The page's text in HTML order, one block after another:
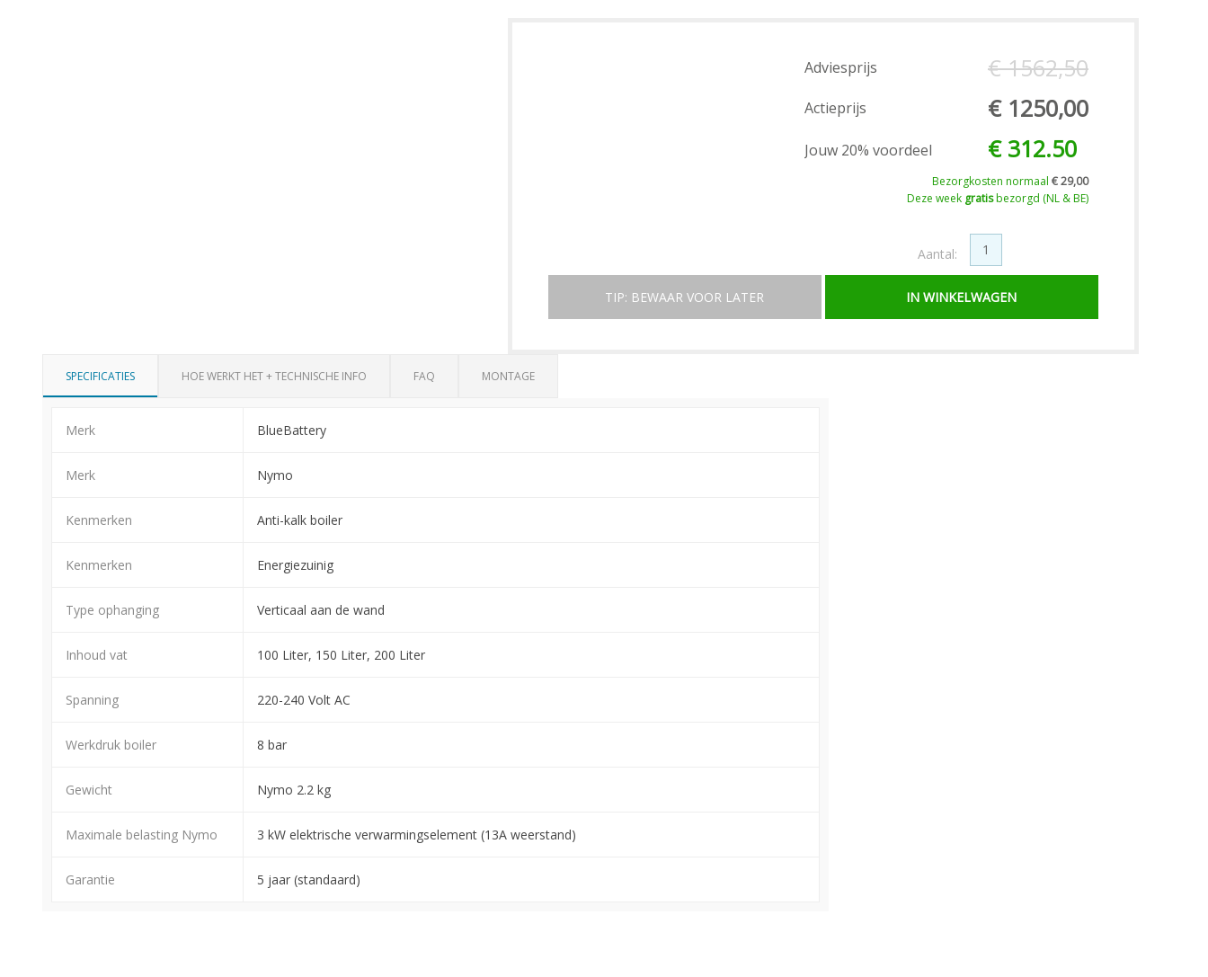
Adviesprijs € 1562,50
Actieprijs € 1250,00
Jouw 20% voordeel € 312.50
Bezorgkosten normaal € 29,00
Deze week gratisbezorgd (NL & BE)
Aantal:
SPECIFICATIES HOE WERKT HET + TECHNISCHE INFO FAQ MONTAGE
Merk BlueBattery
Merk Nymo
Kenmerken Anti-kalk boiler
Kenmerken Energiezuinig
Type ophanging Verticaal aan de wand
Inhoud vat 100 Liter, 150 Liter, 200 Liter
Spanning 220-240 Volt AC
Werkdruk boiler 8 bar
Gewicht Nymo 2.2 kg
Maximale belasting Nymo 3 kW elektrische verwarmingselement (13A weerstand)
Garantie 5 jaar (standaard)